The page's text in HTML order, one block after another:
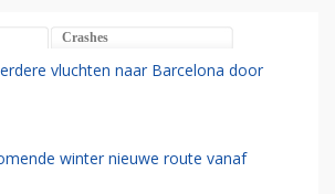
Crashes
vluchten naar Barcelona door
winter nieuwe route vanaf